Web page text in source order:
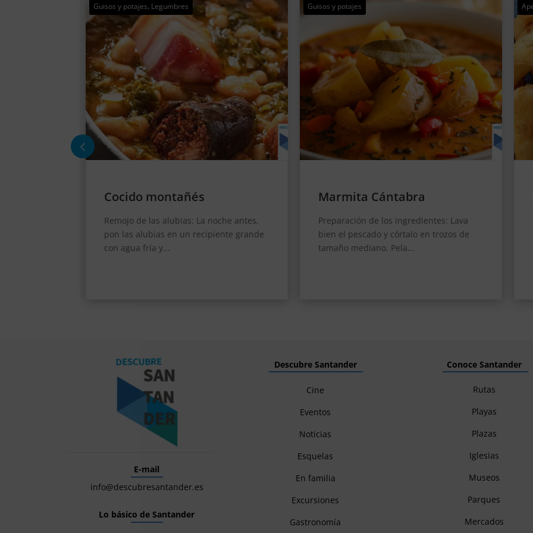
Guisos y potajes
Marmita Cántabra
Preparación de los ingredientes: Lava
bien el pescado y córtalo en trozos de
tamaño mediano. Pela...
Aperitivos y tapas
Rabas de calamar al estilo
cántabro
Preparación de los calamares: Lava bien
los calamares y córtalos en rodajas de
E-mail
info@descubresantander.es
Lo básico de Santander
Descubre Santander
Cine
Eventos
Noticias
Esquelas
En familia
Excursiones
Gastronomía
Conoce Santander
Rutas
Playas
Plazas
Iglesias
Museos
Parques
Mercados